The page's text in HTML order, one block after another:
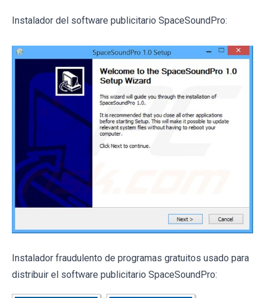
Instalador del software publicitario SpaceSoundPro:
Instalador fraudulento de programas gratuitos usado para
distribuir el software publicitario SpaceSoundPro: